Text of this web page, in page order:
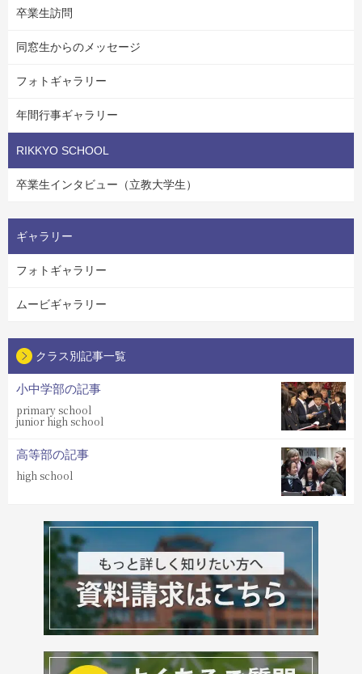
卒業生訪問
同窓生からのメッセージ
フォトギャラリー
年間行事ギャラリー
RIKKYO SCHOOL
卒業生インタビュー（立教大学生）
ギャラリー
フォトギャラリー
ムービギャラリー
クラス別記事一覧
小中学部の記事
primary school
junior high school
高等部の記事
high school